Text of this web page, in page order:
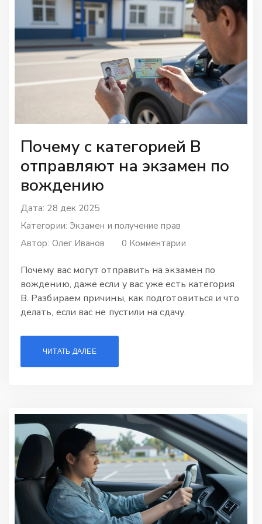
Почему с категорией В
отправляют на экзамен по
вождению
Дата: 28 дек 2025
Категории: Экзамен и получение прав
Автор: Олег Иванов 0 Комментарии
Почему вас могут отправить на экзамен по
вождению, даже если у вас уже есть категория
В. Разбираем причины, как подготовиться и что
делать, если вас не пустили на сдачу.
ЧИТАТЬ ДАЛЕЕ